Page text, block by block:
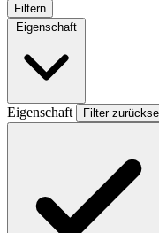
Filtern
Eigenschaft
Eigenschaft Filter